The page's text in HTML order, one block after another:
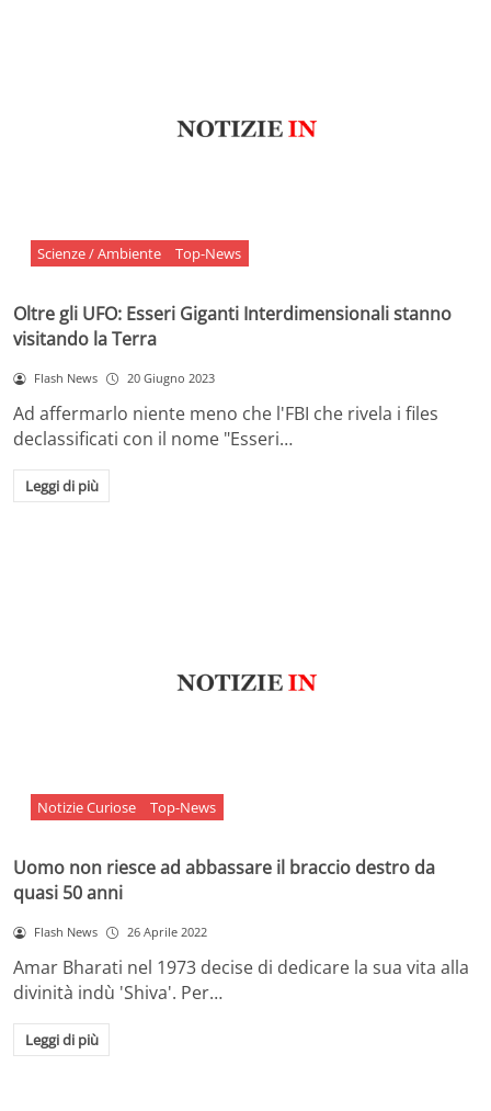
Scienze / Ambiente Top-News
Oltre gli UFO: Esseri Giganti Interdimensionali stanno
visitando la Terra
Flash News 20 Giugno 2023
Ad affermarlo niente meno che l'FBI che rivela i files
declassificati con il nome "Esseri…
Leggi di più
Notizie Curiose Top-News
Uomo non riesce ad abbassare il braccio destro da
quasi 50 anni
Flash News 26 Aprile 2022
Amar Bharati nel 1973 decise di dedicare la sua vita alla
divinità indù 'Shiva'. Per…
Leggi di più